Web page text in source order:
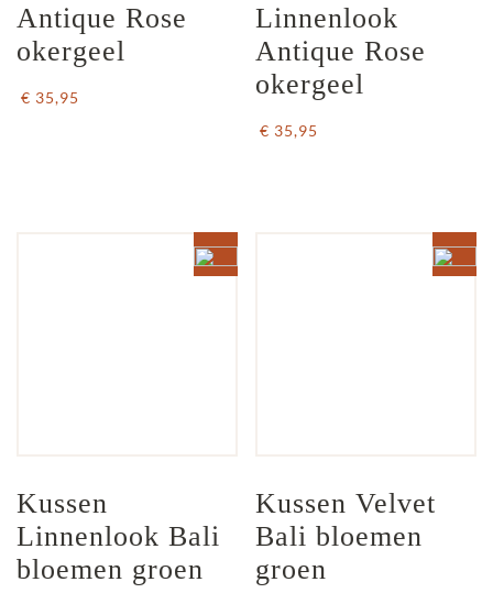
Antique Rose
okergeel
€ 35,95
Linnenlook
Antique Rose
okergeel
€ 35,95
Kussen
Linnenlook Bali
bloemen groen
Kussen Velvet
Bali bloemen
groen